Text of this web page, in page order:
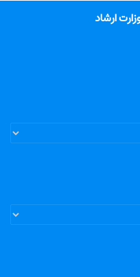
ارشاد